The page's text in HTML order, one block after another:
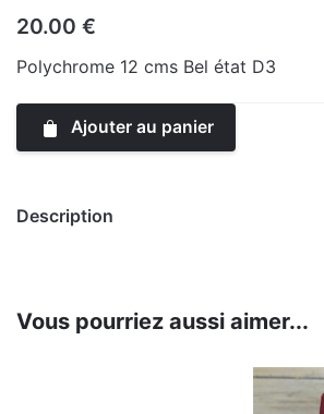
20.00 €
Polychrome 12 cms Bel état D3
Ajouter au panier
Description
Vous pourriez aussi aimer...